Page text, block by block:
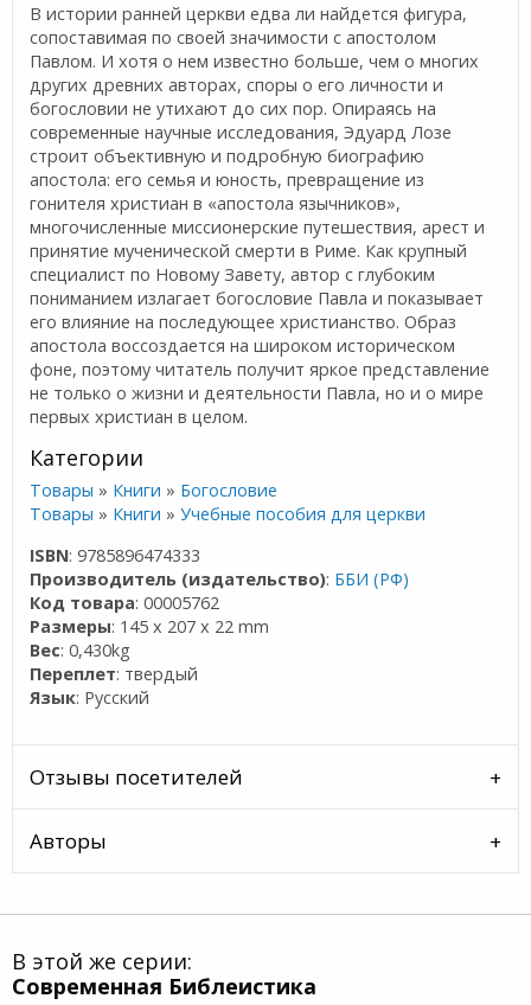
В истории ранней церкви едва ли найдется фигура,
сопоставимая по своей значимости с апостолом
Павлом. И хотя о нем известно больше, чем о многих
других древних авторах, споры о его личности и
богословии не утихают до сих пор. Опираясь на
современные научные исследования, Эдуард Лозе
строит объективную и подробную биографию
апостола: его семья и юность, превращение из
гонителя христиан в «апостола язычников»,
многочисленные миссионерские путешествия, арест и
принятие мученической смерти в Риме. Как крупный
специалист по Новому Завету, автор с глубоким
пониманием излагает богословие Павла и показывает
его влияние на последующее христианство. Образ
апостола воссоздается на широком историческом
фоне, поэтому читатель получит яркое представление
не только о жизни и деятельности Павла, но и о мире
первых христиан в целом.
Категории
Товары » Книги » Богословие
Товары » Книги »Учебные пособия для церкви
ISBN: 9785896474333
Производитель (издательство): ББИ (РФ)
Код товара: 00005762
Размеры: 145 x 207 x 22 mm
Вес: 0,430kg
Переплет: твердый
Язык: Русский
Отзывы посетителей
Авторы
В этой же серии:
Современная Библеистика